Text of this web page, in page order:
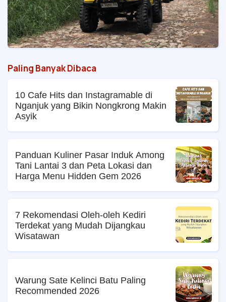
Paling Banyak Dibaca
10 Cafe Hits dan Instagramable di
Nganjuk yang Bikin Nongkrong Makin
Asyik
Panduan Kuliner Pasar Induk Among
Tani Lantai 3 dan Peta Lokasi dan
Harga Menu Hidden Gem 2026
7 Rekomendasi Oleh-oleh Kediri
Terdekat yang Mudah Dijangkau
Wisatawan
Warung Sate Kelinci Batu Paling
Recommended 2026